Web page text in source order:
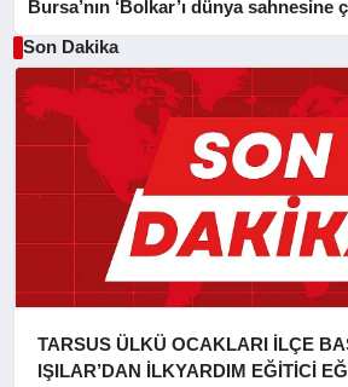
Bursa’nın ‘Bolkar’ı dünya sahnesine
Son Dakika
TARSUS ÜLKÜ OCAKLARI İLÇE
IŞILAR’DAN İLKYARDIM EĞİTİCİ